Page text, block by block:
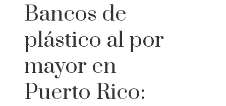
Bancos de
plástico al por
mayor en
Puerto Rico: